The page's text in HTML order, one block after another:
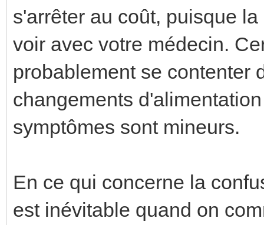
s'arrêter au coût, puisque
voir avec votre médecin.
probablement se contenter
changements
symptômes sont mineurs.
En ce qui concerne la
est inévitable quand on